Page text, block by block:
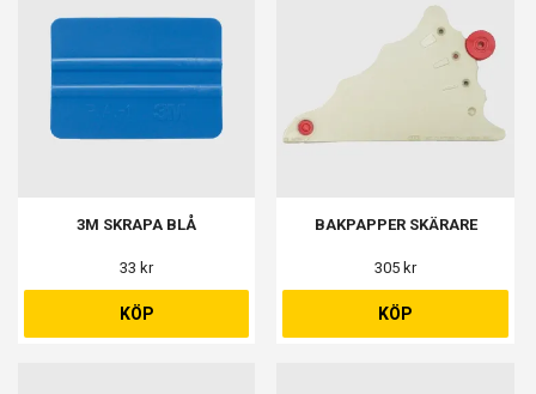
3M SKRAPA BLÅ
33 kr
KÖP
BAKPAPPER SKÄRARE
305 kr
KÖP